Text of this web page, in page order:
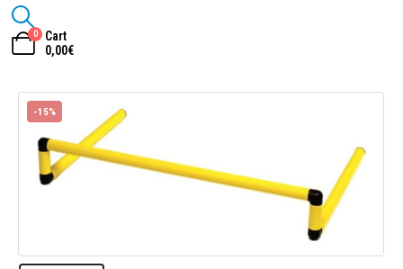
0
Cart
0,00€
-15%